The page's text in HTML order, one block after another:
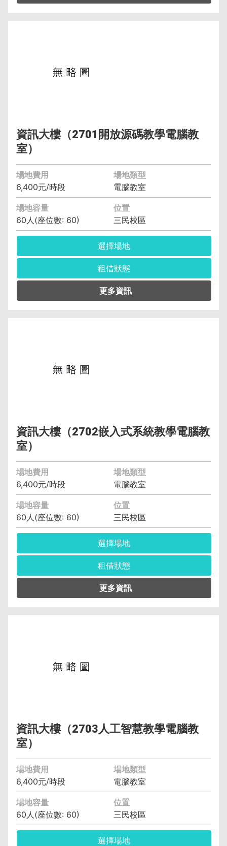
備註︰備有水電、燈光、空調
資訊大樓（2701開放源碼教學電腦教
室）
場地費用
場地類型
6,400元/時段
電腦教室
場地容量
位置
60人(座位數: 60)
三民校區
選擇場地
租借狀態
備註︰備有水電、燈光、空調
資訊大樓（2702嵌入式系統教學電腦教
室）
場地費用
場地類型
6,400元/時段
電腦教室
場地容量
位置
60人(座位數: 60)
三民校區
選擇場地
租借狀態
備註︰備有水電、燈光、空調
資訊大樓（2703人工智慧教學電腦教
室）
場地費用
場地類型
6,400元/時段
電腦教室
場地容量
位置
60人(座位數: 60)
三民校區
選擇場地